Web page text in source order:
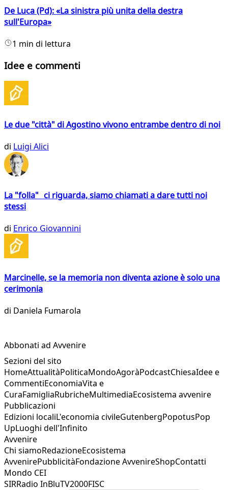
De Luca (Pd): «La sinistra più unita della destra
sull'Europa»
1 min di lettura
Idee e commenti
Le due "città" di Agostino vivono entrambe dentro di noi
di Luigi Alici
La "folla" ci riguarda, siamo chiamati a dare tutti noi
stessi
di Enrico Giovannini
Marcinelle, se la memoria non diventa azione è solo una
cerimonia
di Daniela Fumarola
Abbonati ad Avvenire
Sezioni del sito
HomeAttualitàPoliticaMondoAgoràPodcastChiesaIdee e
CommentiEconomiaVita e
CuraFamigliaRubricheMultimediaEcosistema avvenire
Pubblicazioni
Edizioni localiL'economia civileGutenbergPopotusPop
UpLuoghi dell'Infinito
Avvenire
Chi siamoRedazioneEcosistema
AvvenirePubblicitàFondazione AvvenireShopContatti
Mondo CEI
SIRRadio InBluTV2000FISC